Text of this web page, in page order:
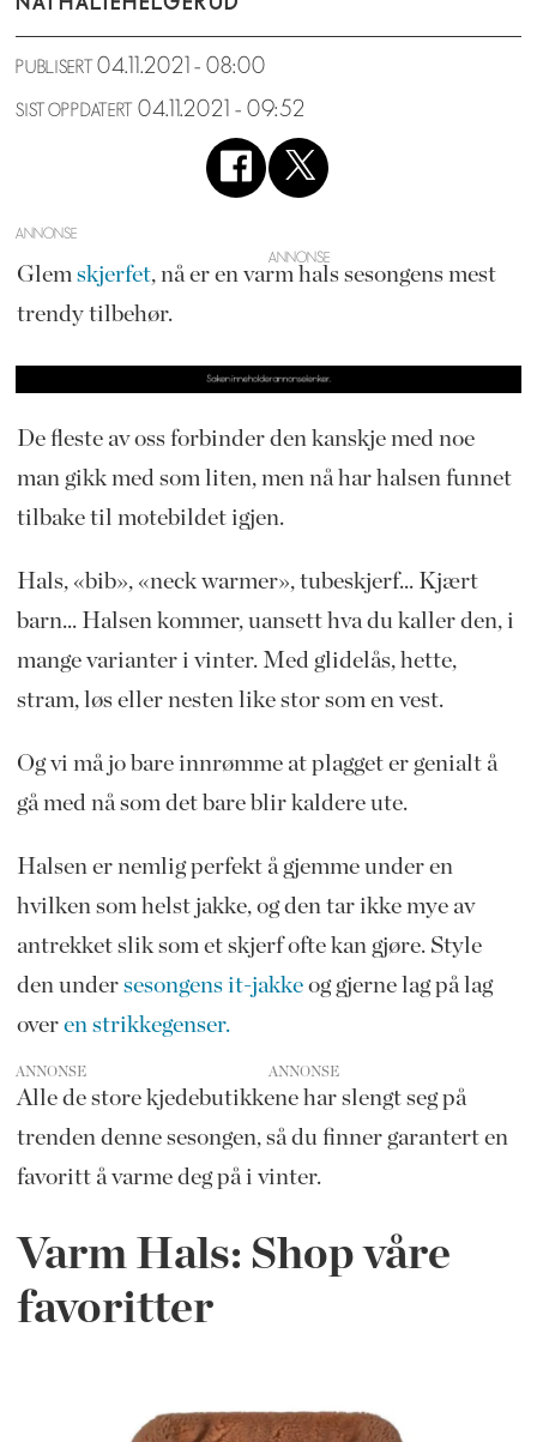
PUBLISERT 04.11.2021 - 08:00
SIST OPPDATERT 04.11.2021 - 09:52
ANNONSE
Glem skjerfet, nå er en varm hals sesongens mest
trendy tilbehør.
De fleste av oss forbinder den kanskje med noe
man gikk med som liten, men nå har halsen funnet
tilbake til motebildet igjen.
Hals, «bib», «neck warmer», tubeskjerf... Kjært
barn... Halsen kommer, uansett hva du kaller den, i
mange varianter i vinter. Med glidelås, hette,
stram, løs eller nesten like stor som en vest.
Og vi må jo bare innrømme at plagget er genialt å
gå med nå som det bare blir kaldere ute.
Halsen er nemlig perfekt å gjemme under en
hvilken som helst jakke, og den tar ikke mye av
antrekket slik som et skjerf ofte kan gjøre. Style
den under sesongens it-jakkeog gjerne lag på lag
over en strikkegenser.
ANNONSE
Alle de store kjedebutikkene har slengt seg på
trenden denne sesongen, så du finner garantert en
favoritt å varme deg på i vinter.
Varm Hals: Shop våre
favoritter